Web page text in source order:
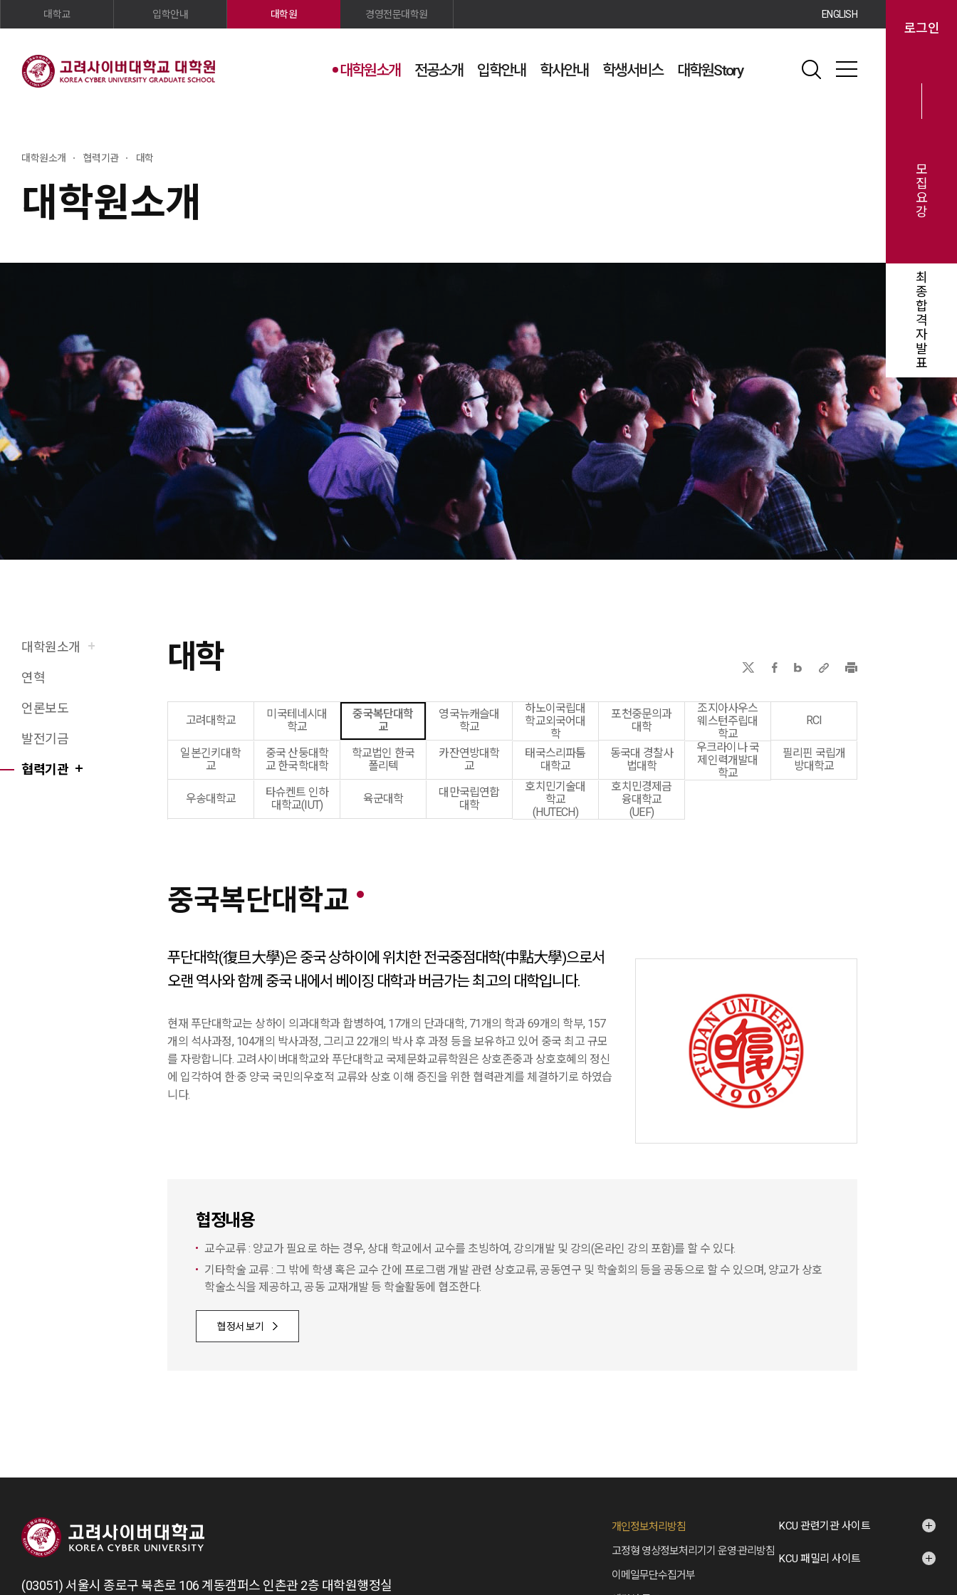
대학원소개 전공소개 입학안내 학사안내 학생서비스 대학원Story
검색 사이트맵
대학교 입학안내 대학원 경영전문대학원 ENGLISH
로그인
모
집
요
강
최
종
합
격
자
발
표
대학원소개
대학원소개 협력기관 대학
대학원소개
연혁
언론보도
발전기금
협력기관
대학
X(트위터)
고려대학교
미국테네시대
학교
중국복단대학
교
영국뉴캐슬대
학교
하노이국립대
학교외국어대
학
포천중문의과
대학
조지아사우스
웨스턴주립대
학교
RCI
일본긴키대학
교
중국 산둥대학
교 한국학대학
학교법인 한국
폴리텍
카잔연방대학
교
태국스리파툼
대학교
동국대 경찰사
법대학
우크라이나 국
제인력개발대
학교
필리핀 국립개
방대학교
우송대학교
타슈켄트 인하
대학교(IUT)
육군대학
대만국립연합
대학
호치민기술대
학교
(HUTECH)
호치민경제금
융대학교
(UEF)
중국복단대학교
푸단대학(復旦大學)은 중국 상하이에 위치한 전국중점대학(中點大學)으로서
오랜 역사와 함께 중국 내에서 베이징 대학과 버금가는 최고의 대학입니다.
현재 푸단대학교는 상하이 의과대학과 합병하여, 17개의 단과대학, 71개의 학과 69개의 학부, 157
개의 석사과정, 104개의 박사과정, 그리고 22개의 박사 후 과정 등을 보유하고 있어 중국 최고 규모
를 자랑합니다. 고려사이버대학교와 푸단대학교 국제문화교류학원은 상호존중과 상호호혜의 정신
에 입각하여 한·중 양국 국민의우호적 교류와 상호 이해 증진을 위한 협력관계를 체결하기로 하였습
니다.
협정내용
교수교류 : 양교가 필요로 하는 경우, 상대 학교에서 교수를 초빙하여, 강의개발 및 강의(온라인 강의 포함)를 할 수 있다.
기타학술 교류 : 그 밖에 학생 혹은 교수 간에 프로그램 개발 관련 상호교류, 공동연구 및 학술회의 등을 공동으로 할 수 있으며, 양교가 상호
학술소식을 제공하고, 공동 교재개발 등 학술활동에 협조한다.
협정서 보기
(03051) 서울시 종로구 북촌로 106 계동캠퍼스 인촌관 2층 대학원행정실
개인정보처리방침
고정형 영상정보처리기기 운영·관리방침
이메일무단수집거부
KCU 관련기관 사이트
KCU 패밀리 사이트